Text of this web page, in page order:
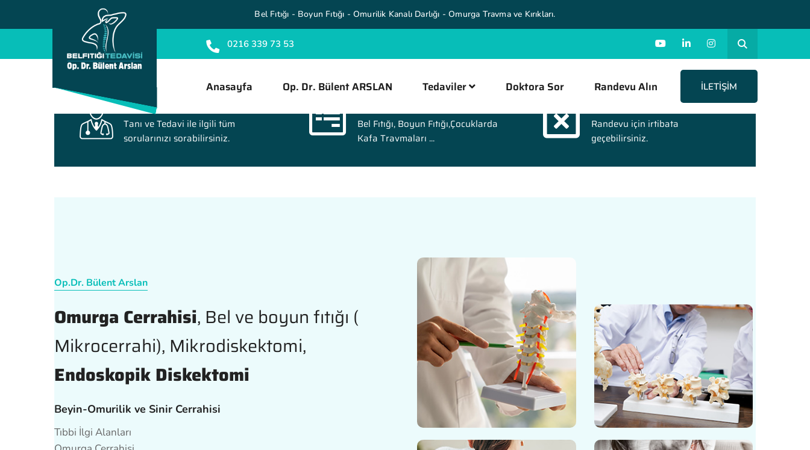
Bel Fıtığı - Boyun Fıtığı - Omurilik Kanalı Darlığı - Omurga Travma ve Kırıkları.
0216 339 73 53
Anasayfa Op. Dr. Bülent ARSLAN Tedaviler Doktora Sor Randevu Alın İLETIŞIM
Soru Sorun
Tanı ve Tedavi ile ilgili tüm
sorularınızı sorabilirsiniz.
Bel Fıtığı, Boyun Fıtığı,Çocuklarda
Kafa Travmaları ...
Online Randevu
Randevu için irtibata
geçebilirsiniz.
Op.Dr. Bülent Arslan
Omurga Cerrahisi, Bel ve boyun fıtığı (
Mikrocerrahi), Mikrodiskektomi,
Endoskopik Diskektomi
Beyin-Omurilik ve Sinir Cerrahisi
Tıbbi İlgi Alanları